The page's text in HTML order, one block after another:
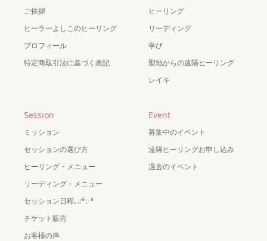
ご挨拶
ヒーラーよしこのヒーリング
プロフィール
特定商取引法に基づく表記
ヒーリング
リーディング
学び
聖地からの遠隔ヒーリング
レイキ
Session
ミッション
セッションの選び方
ヒーリング・メニュー
リーディング・メニュー
セッション日程｡.:*:･°
チケット販売
お客様の声
Event
募集中のイベント
遠隔ヒーリングお申し込み
過去のイベント